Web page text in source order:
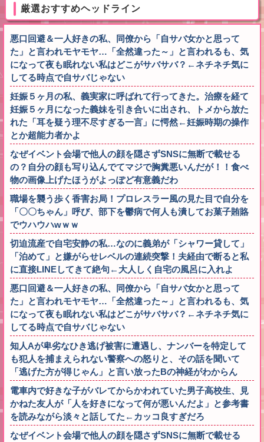
厳選おすすめヘッドライン
悪口回避＆一人好きの私、同僚から「自サバ女かと思って
た」と言われモヤモヤ…「全然違った～」と言われるも、気
になって夜も眠れない私はどこがサバサバ？←ネチネチ気に
してる時点で自サバじゃない
妊娠５ヶ月の私、義実家に呼ばれて行ってきた。治療を経て
妊娠５ヶ月になった義妹を引き合いに出され、トメから放た
れた「耳を疑う理不尽すぎる一言」に愕然←妊娠時期の操作
とか超能力者かよ
なぜイベント会場で他人の顔を隠さずSNSに無断で載せる
の？自分の顔も写り込んでてマジで胸糞悪いんだが！！食べ
物の画像上げたほうがよっぽど有意義だわ
職場を襲う歩く香害お局！プロレスラー風の見た目で自分を
「〇〇ちゃん」呼び、部下を鬱病で何人も潰してお菓子賄賂
でウハウハwｗｗ
切迫流産で自宅安静の私…なのに義弟が「シャワー貸して」
「泊めて」と嫌がらせレベルの連続突撃！夫経由で断ると私
に直接LINEしてきて絶句←大人しく自宅の風呂に入れよ
悪口回避＆一人好きの私、同僚から「自サバ女かと思って
た」と言われモヤモヤ…「全然違った～」と言われるも、気
になって夜も眠れない私はどこがサバサバ？←ネチネチ気に
してる時点で自サバじゃない
知人Aが卑劣なひき逃げ被害に遭遇し、ナンバーを特定して
も犯人を捕まえられない警察への怒りと、その話を聞いて
「逃げた方が得じゃん」と言い放ったBの神経がわからん
電車内で好きな子がバレてからかわれていた男子高校生、見
かねた友人が「人を好きになって何が悪いんだよ」と参考書
を読みながら淡々と話してた←カッコ良すぎだろ
なぜイベント会場で他人の顔を隠さずSNSに無断で載せる